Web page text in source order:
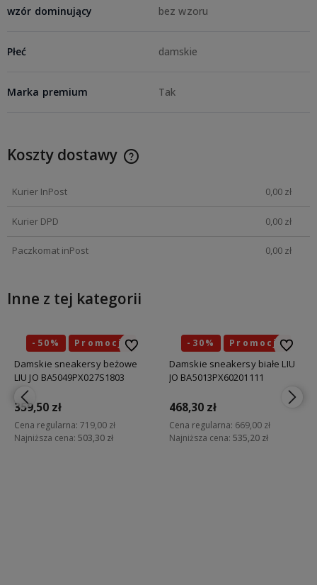
wzór dominujący bez wzoru
Płeć damskie
Marka premium Tak
Koszty dostawy
Kurier InPost 0,00 zł
Kurier DPD 0,00 zł
Paczkomat inPost 0,00 zł
Inne z tej kategorii
-50% Promocja
Damskie sneakersy beżowe
LIU JO BA5049PX027S1803
359,50 zł
Cena regularna: 719,00 zł
Najniższa cena: 503,30 zł
Do ulubionych
Do ulubionych -30% Promocja
Damskie sneakersy białe LIU
JO BA5013PX60201111
468,30 zł
Cena regularna: 669,00 zł
Najniższa cena: 535,20 zł
Do
Do